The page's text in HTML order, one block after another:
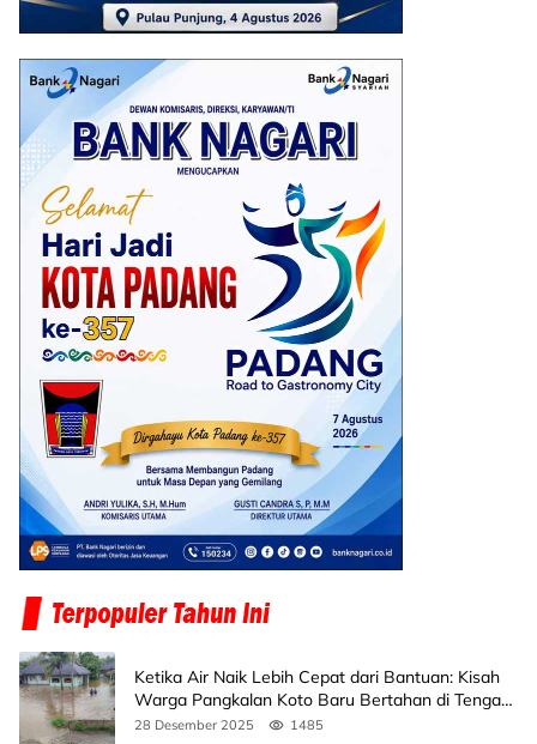
Ketika Air Naik Lebih Cepat dari Bantuan: Kisah
Warga Pangkalan Koto Baru Bertahan di Tengah
Banjir
28 Desember 2025 1485